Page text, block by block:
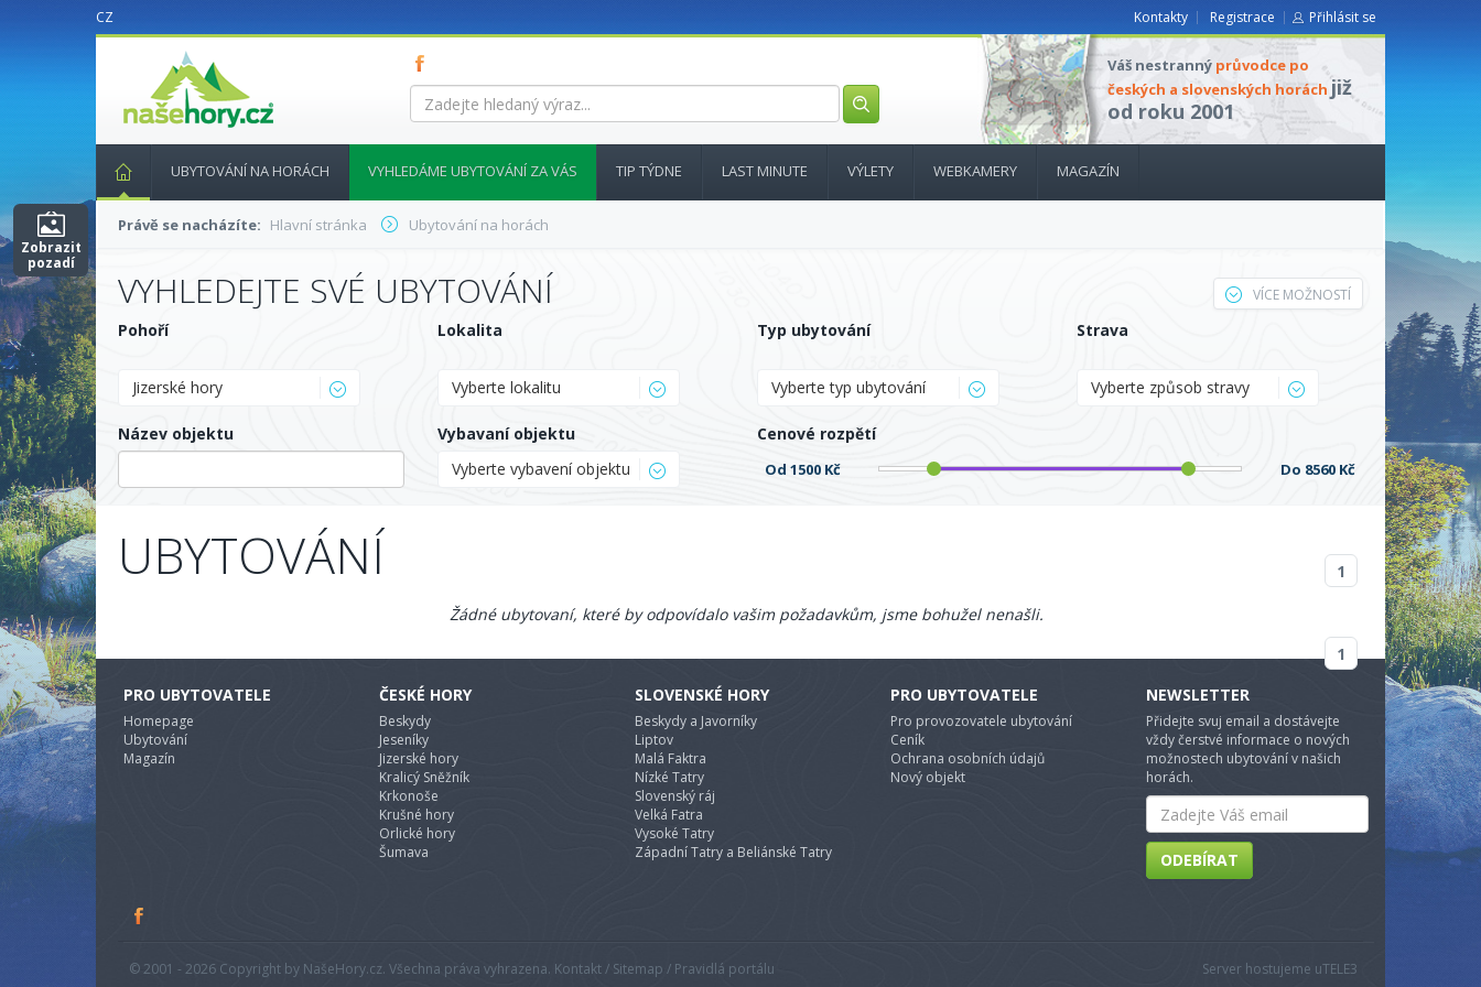
CZ Kontakty Registrace Přihlásit se
nasehory.cz
Zadejte
hledaný
Váš nestranný průvodce po
českých a slovenských horách již
od roku 2001
UBYTOVÁNÍ NA HORÁCH VYHLEDÁME UBYTOVÁNÍ ZA VÁS TIP TÝDNE LAST MINUTE VÝLETY WEBKAMERY MAGAZÍN
Právě se nacházíte: Hlavní stránka Ubytování na horách
VYHLEDEJTE SVÉ UBYTOVÁNÍ VÍCE MOŽNOSTÍ
Pohoří
Jizerské hory
Lokalita
Vyberte lokalitu
Typ ubytování
Vyberte typ ubytování
Strava
Vyberte způsob stravy
Název objektu
Vybavaní objektu
Vyberte vybavení objektu
Cenové rozpětí
Od 1500 Kč Do 8560 Kč
UBYTOVÁNÍ 1
Žádné ubytovaní, které by odpovídalo vašim požadavkům, jsme bohužel nenašli.
1
PRO UBYTOVATELE
Homepage
Ubytování
Magazín
ČESKÉ HORY
Beskydy
Jeseníky
Jizerské hory
Kralicý Sněžník
Krkonoše
Krušné hory
Orlické hory
Šumava
SLOVENSKÉ HORY
Beskydy a Javorníky
Liptov
Malá Faktra
Nízké Tatry
Slovenský ráj
Velká Fatra
Vysoké Tatry
Západní Tatry a Beliánské Tatry
PRO UBYTOVATELE
Pro provozovatele ubytování
Ceník
Ochrana osobních údajů
Nový objekt
NEWSLETTER
Přidejte svuj email a dostávejte
vždy čerstvé informace o nových
možnostech ubytování v našich
horách.
Email
ODEBÍRAT
© 2001 - 2026 Copyright by NašeHory.cz. Všechna práva vyhrazena. Kontakt / Sitemap / Pravidlá portálu Server hostujeme uTELE3
Zobrazit
pozadí